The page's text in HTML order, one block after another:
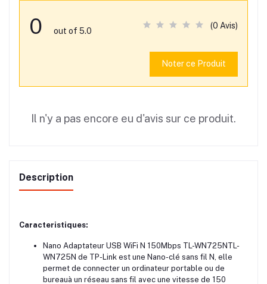
0 out of 5.0
(0 Avis)
Noter ce Produit
Il n'y a pas encore eu d'avis sur ce produit.
Description
Caracteristiques:
Nano Adaptateur USB WiFi N 150Mbps TL-WN725NTL-
WN725N de TP-Link est une Nano-clé sans fil N, elle
permet de connecter un ordinateur portable ou de
bureauà un réseau sans fil avec une vitesse de 150